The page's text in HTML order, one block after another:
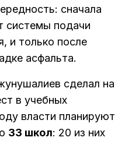
сначала
системы подачи
и только после
асфальта.
сделал на
в учебных
власти планируют
33 школ: 20 из них